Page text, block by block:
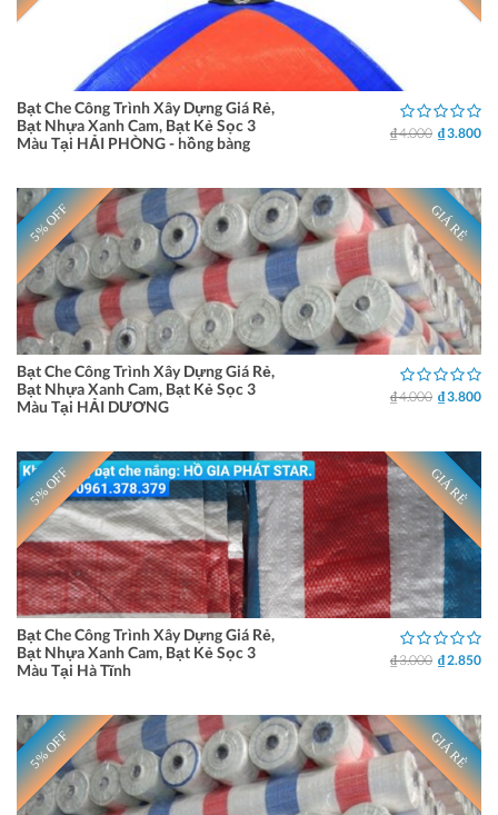
Bạt Che Công Trình Xây Dựng Giá Rẻ,
Bạt Nhựa Xanh Cam, Bạt Kẻ Sọc 3
Màu Tại HẢI PHÒNG - hồng bàng
₫ 4.000 ₫ 3.800
5% OFF GIÁ RẺ
Bạt Che Công Trình Xây Dựng Giá Rẻ,
Bạt Nhựa Xanh Cam, Bạt Kẻ Sọc 3
Màu Tại HẢI DƯƠNG
₫ 4.000 ₫ 3.800
5% OFF GIÁ RẺ
Bạt Che Công Trình Xây Dựng Giá Rẻ,
Bạt Nhựa Xanh Cam, Bạt Kẻ Sọc 3
Màu Tại Hà Tĩnh
₫ 3.000 ₫ 2.850
5% OFF GIÁ RẺ